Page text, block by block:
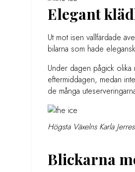
Elegant
Ut mot isen vallfärdade
bilarna som hade
Under dagen pågick
eftermiddagen, medan
de många
Högsta Växelns Karla
Blickarna